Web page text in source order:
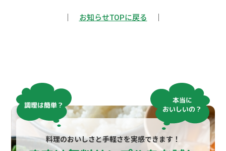
お知らせTOPに戻る
調理は簡単？
本当に
おいしいの？
料理のおいしさと手軽さを実感できます！